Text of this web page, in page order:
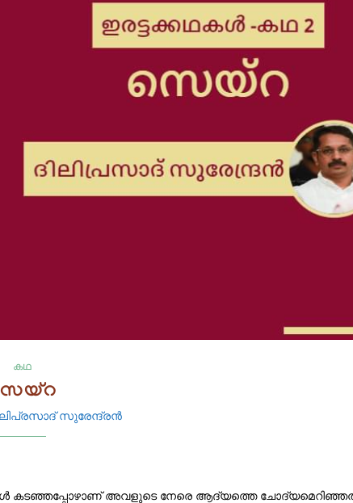
കഥ
സുരേന്ദ്രൻ
കടഞ്ഞപ്പോഴാണ് അവളുടെ നേരെ ആദ്യത്തെ